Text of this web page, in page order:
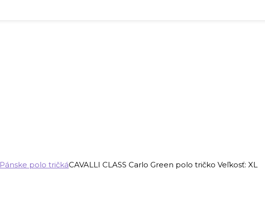
Pánske polo tričkáCAVALLI CLASS Carlo Green polo tričko Veľkosť: XL